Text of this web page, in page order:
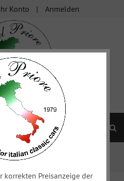
Konto Anmelden
Dichtungen
korrekten Preisanzeige der